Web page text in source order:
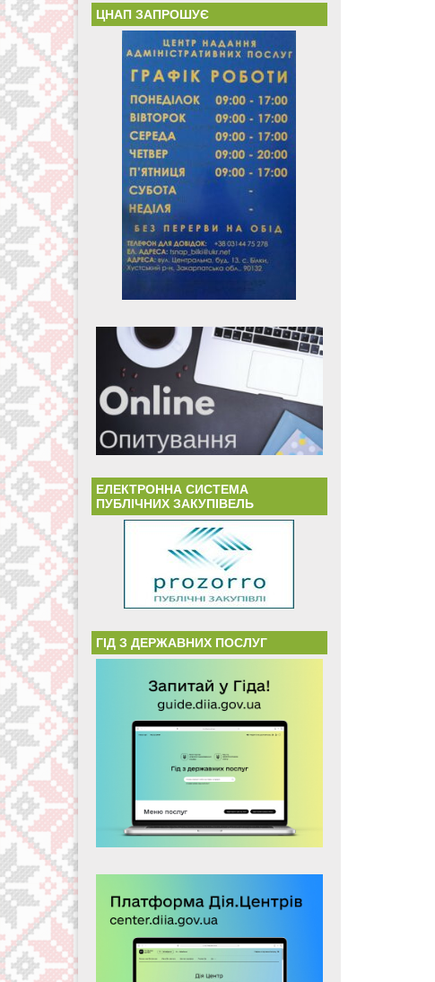
ЦНАП ЗАПРОШУЄ
ЕЛЕКТРОННА СИСТЕМА
ПУБЛІЧНИХ ЗАКУПІВЕЛЬ
ГІД З ДЕРЖАВНИХ ПОСЛУГ